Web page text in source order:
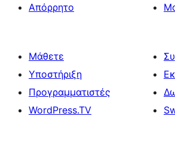
Απόρρητο
Μάθετε
Υποστήριξη
Προγραμματιστές
WordPress.TV